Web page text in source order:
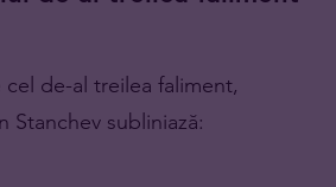
de-al treilea faliment,
Stanchev subliniază: